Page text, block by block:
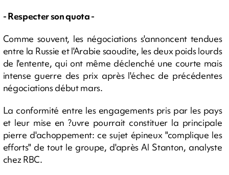
- Respecter son quota -
Comme souvent, les négociations s'annoncent tendues
entre la Russie et l'Arabie saoudite, les deux poids lourds
de l'entente, qui ont même déclenché une courte mais
intense guerre des prix après l'échec de précédentes
négociations début mars.
La conformité entre les engagements pris par les pays
et leur mise en ?uvre pourrait constituer la principale
pierre d'achoppement: ce sujet épineux "complique les
efforts" de tout le groupe, d'après Al Stanton, analyste
chez RBC.